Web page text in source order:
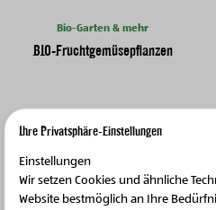
Bio-Garten & mehr
BIO-Fruchtgemüsepflanzen
Ihre Privatsphäre-Einstellungen
Einstellungen
Wir setzen Cookies und ähnliche
Website bestmöglich an Ihre